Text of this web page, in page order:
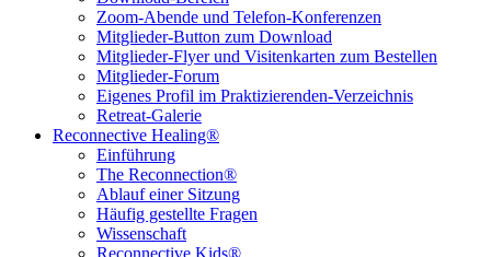
Zoom-Abende und Telefon-Konferenzen
Mitglieder-Button zum Download
Mitglieder-Flyer und Visitenkarten zum Bestellen
Mitglieder-Forum
Eigenes Profil im Praktizierenden-Verzeichnis
Retreat-Galerie
Reconnective Healing®
Einführung
The Reconnection®
Ablauf einer Sitzung
Häufig gestellte Fragen
Wissenschaft
Reconnective Kids®